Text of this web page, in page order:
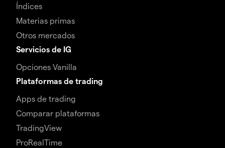
Índices
Materias primas
Otros mercados
Servicios de IG
Opciones Vanilla
Plataformas de trading
Apps de trading
Comparar plataformas
TradingView
ProRealTime